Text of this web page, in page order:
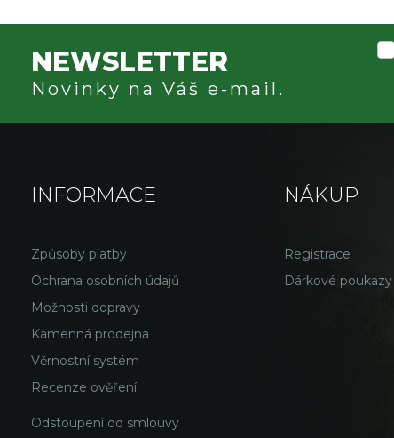
NEWSLETTER
Novinky na Váš e-mail.
INFORMACE
Způsoby platby
Ochrana osobních údajů
Možnosti dopravy
Kamenná prodejna
Věrnostní systém
Recenze ověření
Odstoupení od smlouvy
NÁKUP
Registrace
Dárkové poukazy